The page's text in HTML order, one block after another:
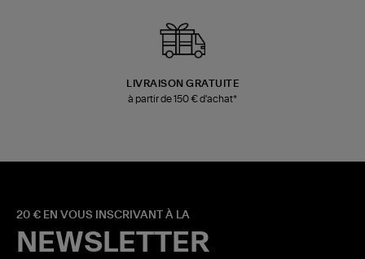
LIVRAISON GRATUITE
à partir de 150 € d'achat*
20 € EN VOUS INSCRIVANT À LA
NEWSLETTER